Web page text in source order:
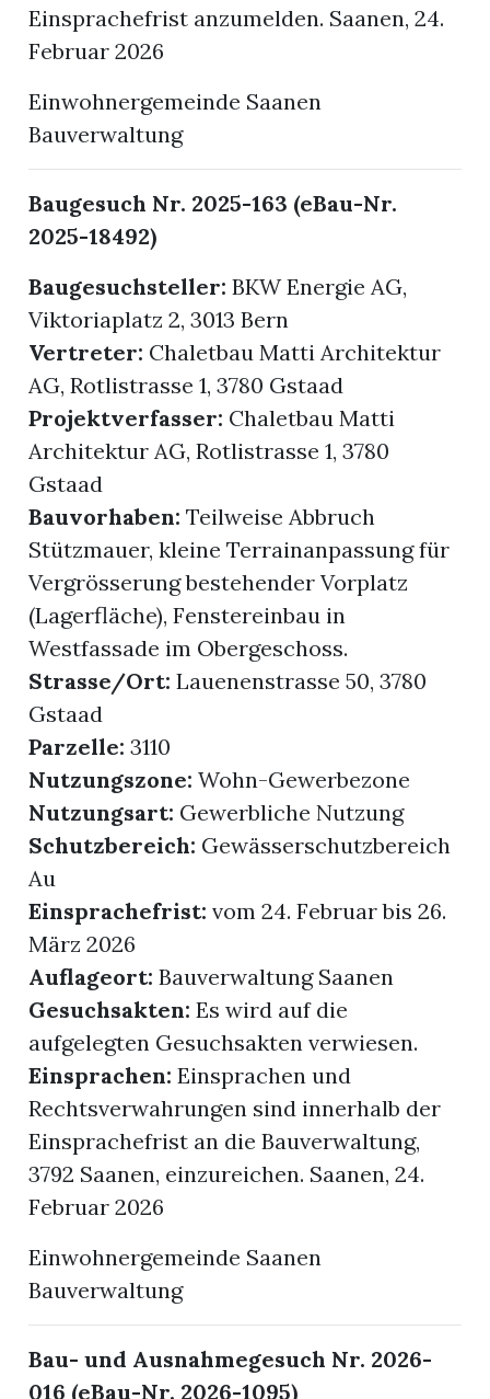
Einsprachefrist anzumelden. Saanen, 24.
Februar 2026
Einwohnergemeinde Saanen
Bauverwaltung
Baugesuch Nr. 2025-163 (eBau-Nr.
2025-18492)
Baugesuchsteller: BKW Energie AG,
Viktoriaplatz 2, 3013 Bern
Vertreter: Chaletbau Matti Architektur
AG, Rotlistrasse 1, 3780 Gstaad
Projektverfasser: Chaletbau Matti
Architektur AG, Rotlistrasse 1, 3780
Gstaad
Bauvorhaben: Teilweise Abbruch
Stützmauer, kleine Terrainanpassung für
Vergrösserung bestehender Vorplatz
(Lagerfläche), Fenstereinbau in
Westfassade im Obergeschoss.
Strasse/Ort: Lauenenstrasse 50, 3780
Gstaad
Parzelle: 3110
Nutzungszone: Wohn-Gewerbezone
Nutzungsart: Gewerbliche Nutzung
Schutzbereich: Gewässerschutzbereich
Au
Einsprachefrist: vom 24. Februar bis 26.
März 2026
Auflageort: Bauverwaltung Saanen
Gesuchsakten: Es wird auf die
aufgelegten Gesuchsakten verwiesen.
Einsprachen: Einsprachen und
Rechtsverwahrungen sind innerhalb der
Einsprachefrist an die Bauverwaltung,
3792 Saanen, einzureichen. Saanen, 24.
Februar 2026
Einwohnergemeinde Saanen
Bauverwaltung
Bau- und Ausnahmegesuch Nr. 2026-
016 (eBau-Nr. 2026-1095)